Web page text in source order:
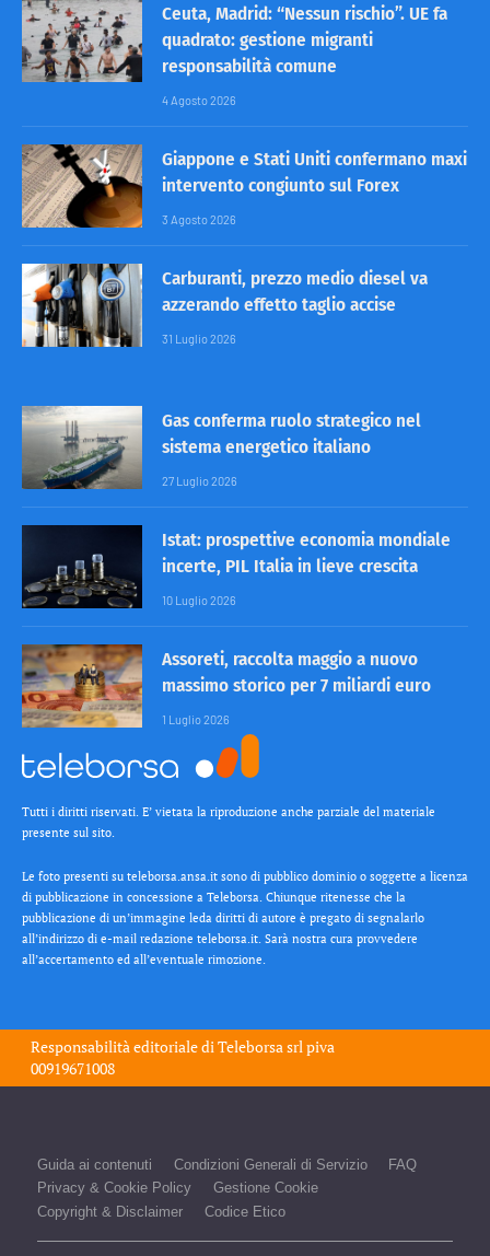
Ceuta, Madrid: “Nessun rischio”. UE fa
quadrato: gestione migranti
responsabilità comune
4 Agosto 2026
Giappone e Stati Uniti confermano maxi
intervento congiunto sul Forex
3 Agosto 2026
Carburanti, prezzo medio diesel va
azzerando effetto taglio accise
31 Luglio 2026
Gas conferma ruolo strategico nel
sistema energetico italiano
27 Luglio 2026
Istat: prospettive economia mondiale
incerte, PIL Italia in lieve crescita
10 Luglio 2026
Assoreti, raccolta maggio a nuovo
massimo storico per 7 miliardi euro
1 Luglio 2026
Tutti i diritti riservati. E’ vietata la riproduzione anche parziale del materiale
presente sul sito.
Le foto presenti su teleborsa.ansa.it sono di pubblico dominio o soggette a licenza
di pubblicazione in concessione a Teleborsa. Chiunque ritenesse che la
pubblicazione di un’immagine leda diritti di autore è pregato di segnalarlo
all’indirizzo di e-mail redazione teleborsa.it. Sarà nostra cura provvedere
all’accertamento ed all’eventuale rimozione.
Responsabilità editoriale diTeleborsa srlpiva
00919671008
Guida ai contenuti Condizioni Generali di Servizio
FAQ
Privacy & Cookie Policy
Gestione Cookie
Copyright & Disclaimer
Codice Etico